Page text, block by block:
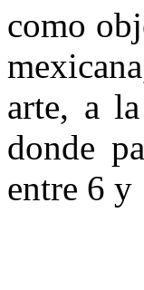
como
arte, a
donde
entre 6 y